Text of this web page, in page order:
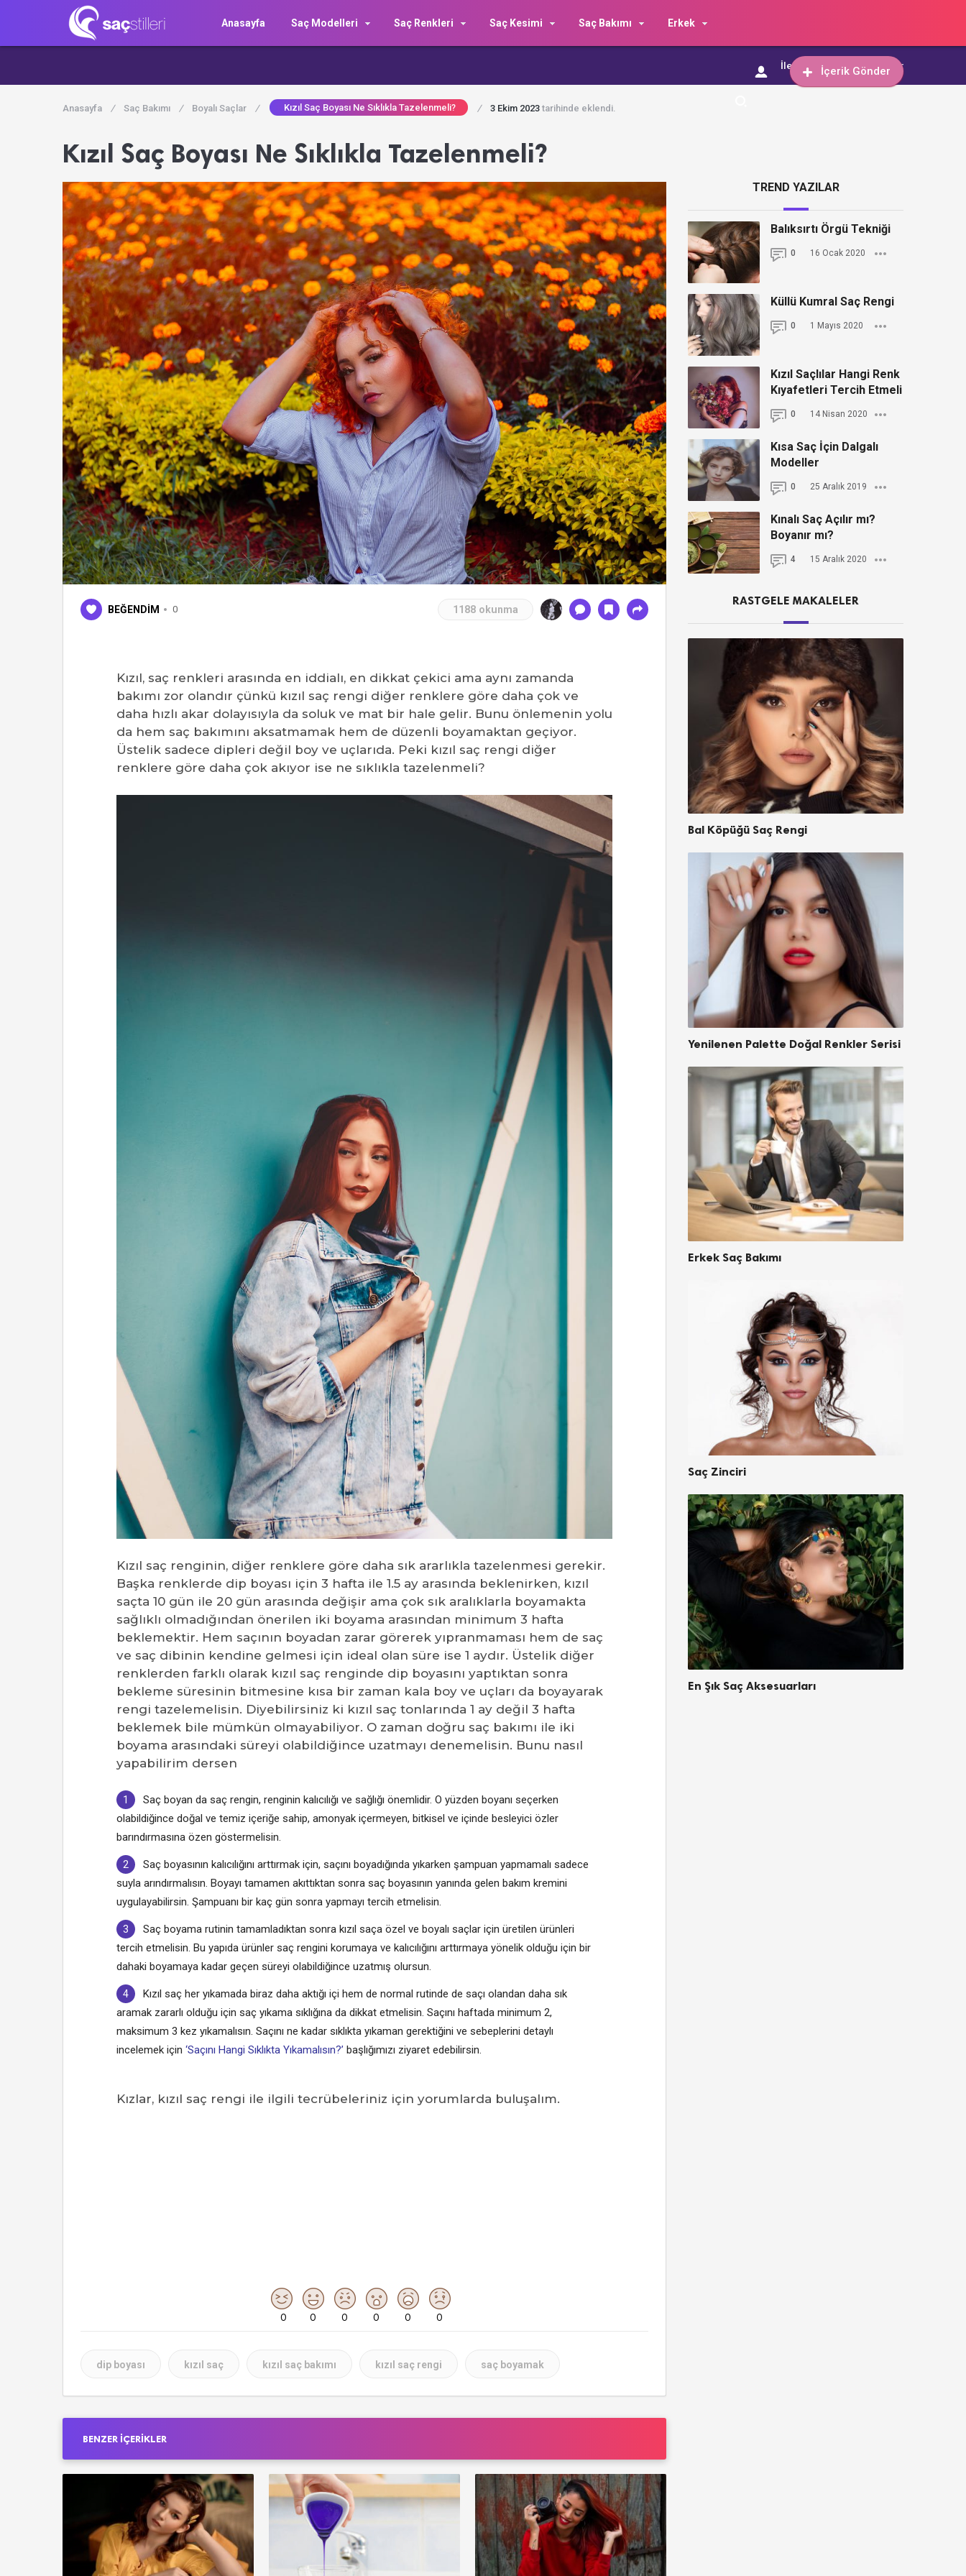
Anasayfa Saç Modelleri Saç Renkleri Saç Kesimi Saç Bakımı Erkek
İçerik Gönder
İletişim İçerik Gönder
Anasayfa / Saç Bakımı / Boyalı Saçlar / Kızıl Saç Boyası Ne Sıklıkla Tazelenmeli? / 3 Ekim 2023 tarihinde eklendi.
Kızıl Saç Boyası Ne Sıklıkla Tazelenmeli?
BEĞENDİM 0 1188 okunma
Kızıl, saç renkleri arasında en iddialı, en dikkat çekici ama aynı zamanda
bakımı zor olandır çünkü kızıl saç rengi diğer renklere göre daha çok ve
daha hızlı akar dolayısıyla da soluk ve mat bir hale gelir. Bunu önlemenin yolu
da hem saç bakımını aksatmamak hem de düzenli boyamaktan geçiyor.
Üstelik sadece dipleri değil boy ve uçlarıda. Peki kızıl saç rengi diğer
renklere göre daha çok akıyor ise ne sıklıkla tazelenmeli?
Kızıl saç renginin, diğer renklere göre daha sık ararlıkla tazelenmesi gerekir.
Başka renklerde dip boyası için 3 hafta ile 1.5 ay arasında beklenirken, kızıl
saçta 10 gün ile 20 gün arasında değişir ama çok sık aralıklarla boyamakta
sağlıklı olmadığından önerilen iki boyama arasından minimum 3 hafta
beklemektir. Hem saçının boyadan zarar görerek yıpranmaması hem de saç
ve saç dibinin kendine gelmesi için ideal olan süre ise 1 aydır. Üstelik diğer
renklerden farklı olarak kızıl saç renginde dip boyasını yaptıktan sonra
bekleme süresinin bitmesine kısa bir zaman kala boy ve uçları da boyayarak
rengi tazelemelisin. Diyebilirsiniz ki kızıl saç tonlarında 1 ay değil 3 hafta
beklemek bile mümkün olmayabiliyor. O zaman doğru saç bakımı ile iki
boyama arasındaki süreyi olabildiğince uzatmayı denemelisin. Bunu nasıl
yapabilirim dersen
Saç boyan da saç rengin, renginin kalıcılığı ve sağlığı önemlidir. O yüzden boyanı seçerken
olabildiğince doğal ve temiz içeriğe sahip, amonyak içermeyen, bitkisel ve içinde besleyici özler
barındırmasına özen göstermelisin.
Saç boyasının kalıcılığını arttırmak için, saçını boyadığında yıkarken şampuan yapmamalı sadece
suyla arındırmalısın. Boyayı tamamen akıttıktan sonra saç boyasının yanında gelen bakım kremini
uygulayabilirsin. Şampuanı bir kaç gün sonra yapmayı tercih etmelisin.
Saç boyama rutinin tamamladıktan sonra kızıl saça özel ve boyalı saçlar için üretilen ürünleri
tercih etmelisin. Bu yapıda ürünler saç rengini korumaya ve kalıcılığını arttırmaya yönelik olduğu için bir
dahaki boyamaya kadar geçen süreyi olabildiğince uzatmış olursun.
Kızıl saç her yıkamada biraz daha aktığı içi hem de normal rutinde de saçı olandan daha sık
aramak zararlı olduğu için saç yıkama sıklığına da dikkat etmelisin. Saçını haftada minimum 2,
maksimum 3 kez yıkamalısın. Saçını ne kadar sıklıkta yıkaman gerektiğini ve sebeplerini detaylı
incelemek için ‘Saçını Hangi Sıklıkta Yıkamalısın?’ başlığımızı ziyaret edebilirsin.
Kızlar, kızıl saç rengi ile ilgili tecrübeleriniz için yorumlarda buluşalım.
0 0 0 0 0 0
dip boyası kızıl saç kızıl saç bakımı kızıl saç rengi saç boyamak
BENZER İÇERIKLER
TREND YAZILAR
Balıksırtı Örgü Tekniği
0 16 Ocak 2020
Küllü Kumral Saç Rengi
0 1 Mayıs 2020
Kızıl Saçlılar Hangi Renk
Kıyafetleri Tercih Etmeli
0 14 Nisan 2020
Kısa Saç İçin Dalgalı
Modeller
0 25 Aralık 2019
Kınalı Saç Açılır mı?
Boyanır mı?
4 15 Aralık 2020
RASTGELE MAKALELER
Bal Köpüğü Saç Rengi
Yenilenen Palette Doğal Renkler Serisi
Erkek Saç Bakımı
Saç Zinciri
En Şık Saç Aksesuarları